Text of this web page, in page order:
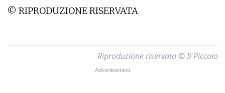
© RIPRODUZIONE RISERVATA
Riproduzione riservata © Il Piccolo